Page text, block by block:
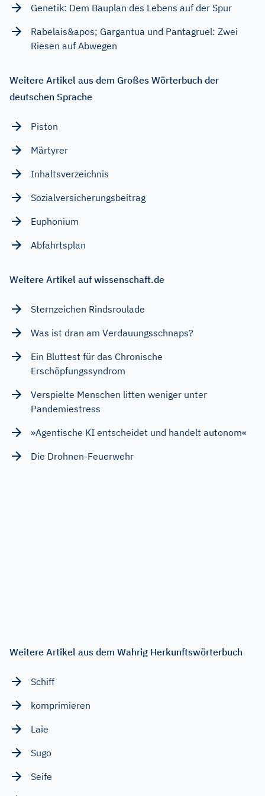
Genetik: Dem Bauplan des Lebens auf der Spur
Rabelais&apos; Gargantua und Pantagruel: Zwei
Riesen auf Abwegen
Weitere Artikel aus dem Großes Wörterbuch der
deutschen Sprache
Piston
Märtyrer
Inhaltsverzeichnis
Sozialversicherungsbeitrag
Euphonium
Abfahrtsplan
Weitere Artikel auf wissenschaft.de
Sternzeichen Rindsroulade
Was ist dran am Verdauungsschnaps?
Ein Bluttest für das Chronische
Erschöpfungssyndrom
Verspielte Menschen litten weniger unter
Pandemiestress
»Agentische KI entscheidet und handelt autonom«
Die Drohnen-Feuerwehr
Weitere Artikel aus dem Wahrig Herkunftswörterbuch
Schiff
komprimieren
Laie
Sugo
Seife